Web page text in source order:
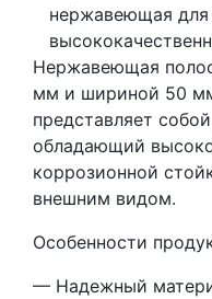
нержавеющая для
Нержавеющая
мм и шириной 50
представляет
обладающий
коррозионной
внешним видом.
Особенности
— Надежный